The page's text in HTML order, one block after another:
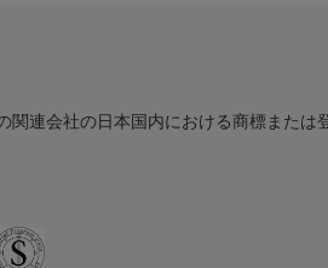
連会社の日本国内における商標または